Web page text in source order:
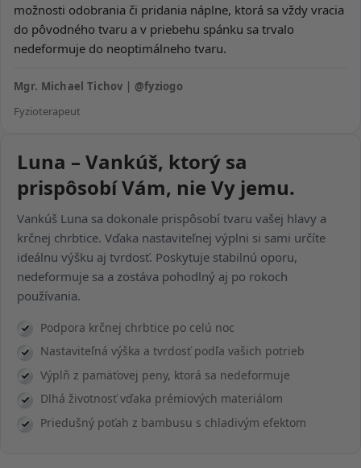
možnosti odobrania či pridania náplne, ktorá sa vždy vracia
do pôvodného tvaru a v priebehu spánku sa trvalo
nedeformuje do neoptimálneho tvaru.
Mgr. Michael Tichov | @fyziogo
Fyzioterapeut
Luna – Vankúš, ktorý sa
prispôsobí Vám, nie Vy jemu.
Vankúš Luna sa dokonale prispôsobí tvaru vašej hlavy a
krčnej chrbtice. Vďaka nastaviteľnej výplni si sami určíte
ideálnu výšku aj tvrdosť. Poskytuje stabilnú oporu,
nedeformuje sa a zostáva pohodlný aj po rokoch
používania.
Podpora krčnej chrbtice po celú noc
Nastaviteľná výška a tvrdosť podľa vašich potrieb
Výplň z pamäťovej peny, ktorá sa nedeformuje
Dlhá životnosť vďaka prémiových materiálom
Priedušný poťah z bambusu s chladivým efektom